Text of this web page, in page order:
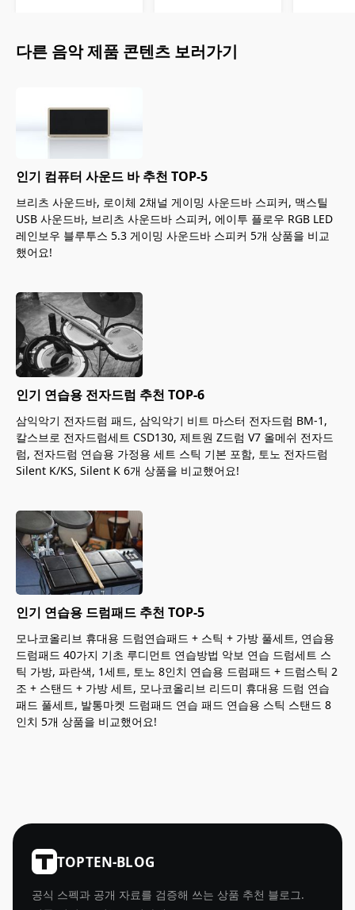
다른 음악제품 콘텐츠 보러가기
인기 컴퓨터 사운드 바 추천 TOP-5
브리츠 사운드바, 로이체 2채널 게이밍 사운드바 스피커, 맥스틸
USB 사운드바, 브리츠 사운드바 스피커, 에이투 플로우 RGB LED
레인보우 블루투스 5.3 게이밍 사운드바 스피커 5개 상품을 비교
했어요!
인기 연습용 전자드럼 추천 TOP-6
삼익악기 전자드럼 패드, 삼익악기 비트 마스터 전자드럼 BM-1,
칼스브로 전자드럼세트 CSD130, 제트원 Z드럼 V7 올메쉬 전자드
럼, 전자드럼 연습용 가정용 세트 스틱 기본 포함, 토노 전자드럼
Silent K/KS, Silent K 6개 상품을 비교했어요!
인기 연습용 드럼패드 추천 TOP-5
모나코올리브 휴대용 드럼연습패드 + 스틱 + 가방 풀세트, 연습용
드럼패드 40가지 기초 루디먼트 연습방법 악보 연습 드럼세트 스
틱 가방, 파란색, 1세트, 토노 8인치 연습용 드럼패드 + 드럼스틱 2
조 + 스탠드 + 가방 세트, 모나코올리브 리드미 휴대용 드럼 연습
패드 풀세트, 발통마켓 드럼패드 연습 패드 연습용 스틱 스탠드 8
인치 5개 상품을 비교했어요!
TOPTEN-BLOG
공식 스펙과 공개 자료를 검증해 쓰는 상품 추천 블로그.